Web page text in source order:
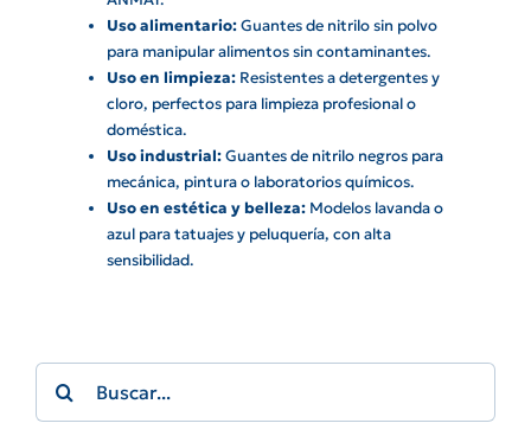
Uso alimentario:Guantes de nitrilo sin polvo
para manipular alimentos sin contaminantes.
Uso en limpieza:Resistentes a detergentes y
cloro, perfectos para limpieza profesional o
doméstica.
Uso industrial:Guantes de nitrilo negros para
mecánica, pintura o laboratorios químicos.
Uso en estética y belleza:Modelos lavanda o
azul para tatuajes y peluquería, con alta
sensibilidad.
Search
for: